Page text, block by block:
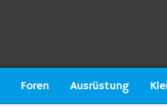
Foren Ausrüstung